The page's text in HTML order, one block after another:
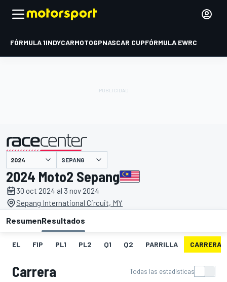
FÓRMULA 1INDYCARMOTOGPNASCAR CUPFÓRMULA EWRC
presentado por SEPANG
2024 Moto2 Sepang
30 oct 2024 al 3 nov 2024
Sepang International Circuit, MY
ResumenResultados
EL FIP PL1 PL2 Q1 Q2 PARRILLA CARRERA
Carrera Todas las estadísticas